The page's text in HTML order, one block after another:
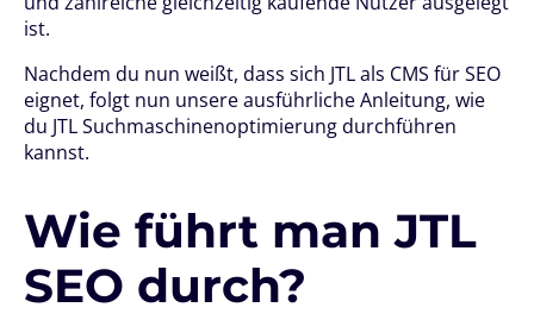
ist.
Nachdem du nun weißt, dass sich JTL als CMS für SEO
eignet, folgt nun unsere ausführliche Anleitung, wie
du JTL Suchmaschinenoptimierung durchführen
kannst.
Wie führt man JTL
SEO durch?